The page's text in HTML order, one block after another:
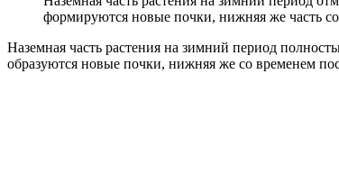
формируются новые почки, нижняя же часть
Наземная часть растения на зимний период
образуются новые почки, нижняя же со временем